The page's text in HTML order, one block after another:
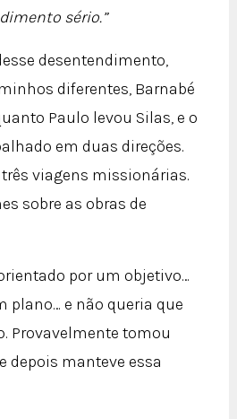
sério.”
desentendimento,
diferentes, Barnabé
Paulo levou Silas, e o
em duas direções.
viagens missionárias.
sobre as obras de
por um objetivo…
plano… e não queria que
Provavelmente tomou
depois manteve essa